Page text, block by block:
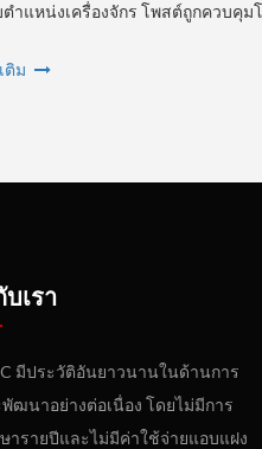
ตำแหน่งเครื่องจักร โพสต์ถูกควบคุ
ติม
บเรา
มีประวัติอันยาวนานในด้านการ
ฒนาอย่างต่อเนื่อง โดยไม่มีการ
ารายปีและไม่มีค่าใช้จ่ายแอบแฝง